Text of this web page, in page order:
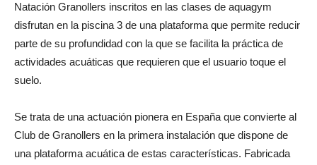
Natación Granollers inscritos en las clases de aquagym
disfrutan en la piscina 3 de una plataforma que permite reducir
parte de su profundidad con la que se facilita la práctica de
actividades acuáticas que requieren que el usuario toque el
suelo.
Se trata de una actuación pionera en España que convierte al
Club de Granollers en la primera instalación que dispone de
una plataforma acuática de estas características. Fabricada